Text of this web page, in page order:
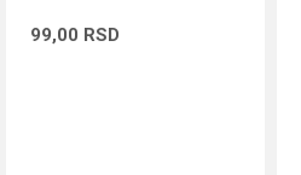
99,00 RSD